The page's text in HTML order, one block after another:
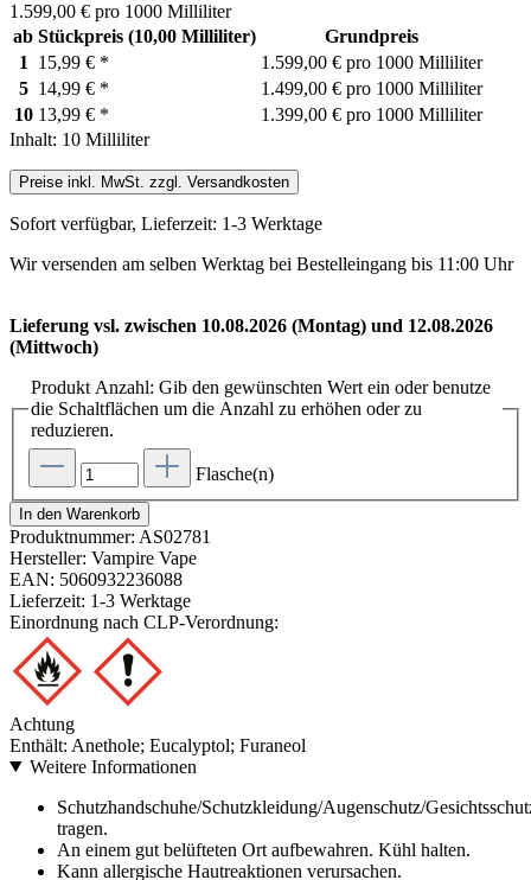
1.599,00 € pro 1000 Milliliter
ab Stückpreis (10,00 Milliliter)
Grundpreis
1
15,99 € *
1.599,00 € pro 1000 Milliliter
5 14,99 € *
1.499,00 € pro 1000 Milliliter
10 13,99 € *
1.399,00 € pro 1000 Milliliter
Inhalt: 10 Milliliter
Preise inkl. MwSt. zzgl. Versandkosten
Sofort verfügbar, Lieferzeit: 1-3 Werktage
Wir versenden am selben Werktag bei Bestelleingang bis 11:00 Uhr
Lieferung vsl. zwischen 10.08.2026 (Montag) und 12.08.2026
(Mittwoch)
Produkt Anzahl: Gib den gewünschten Wert ein oder benutze
die Schaltflächen um die Anzahl zu erhöhen oder zu
reduzieren.
Flasche(n)
In den Warenkorb
Produktnummer: AS02781
Hersteller: Vampire Vape
EAN: 5060932236088
Lieferzeit: 1-3 Werktage
Einordnung nach CLP-Verordnung:
Achtung
Enthält: Anethole; Eucalyptol; Furaneol
Weitere Informationen
Schutzhandschuhe/Schutzkleidung/Augenschutz/
tragen.
An einem gut belüfteten Ort aufbewahren. Kühl halten.
Kann allergische Hautreaktionen verursachen.